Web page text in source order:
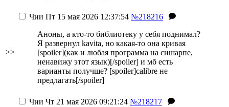
>>
Чии Пт 15 мая 2026 12:37:54 №218216
Аноны, а кто-то библиотеку у себя поднимал?
Я развернул kavita, но какая-то она кривая
[spoiler](как и любая программа на сишарпе,
ненавижу этот язык)[/spoiler] и мб есть
варианты получше? [spoiler]calibre не
предлагать[/spoiler]
Чии Чт 21 мая 2026 09:21:24 №218217